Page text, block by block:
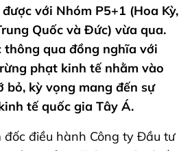
với Nhóm P5+1 (Hoa Kỳ,
Quốc và Đức) vừa qua.
thông qua đồng nghĩa với
phạt kinh tế nhằm vào
bỏ, kỳ vọng mang đến sự
tế quốc gia Tây Á.
đốc điều hành Công ty Đầu tư